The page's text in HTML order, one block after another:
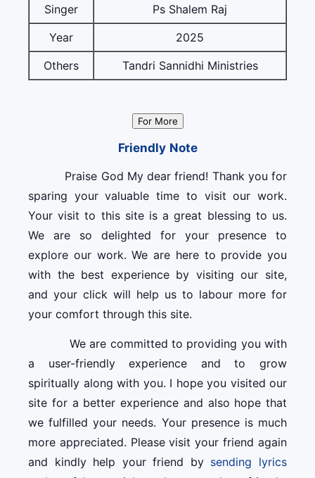
Singer
Ps Shalem Raj
Year
2025
Others
Tandri Sannidhi Ministries
For More
Friendly Note
Praise God My dear friend! Thank you for
sparing your valuable time to visit our work.
Your visit to this site is a great blessing to us.
We are so delighted for your presence to
explore our work. We are here to provide you
with the best experience by visiting our site,
and your click will help us to labour more for
your comfort through this site.
We are committed to providing you with
a user-friendly experience and to grow
spiritually along with you. I hope you visited our
site for a better experience and also hope that
we fulfilled your needs. Your presence is much
more appreciated. Please visit your friend again
and kindly help your friend by sending lyrics